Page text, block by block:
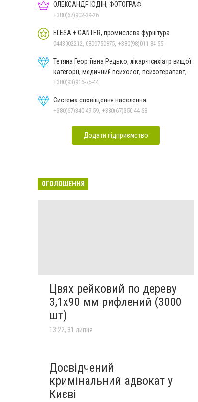
ОЛЕКСАНДР ЮДІН, ФОТОГРАФ
+380(67)902-39-26
ELESA + GANTER, промислова фурнітура
0443002212, 0800750875, +380(98)011-84-55
Тетяна Георгіївна Редько, лікар-психіатр вищої
категорії, медичний психолог, психотерапевт,
гіпнолог
+380(93)916-75-44
Система сповіщення населення
+380(67)340-49-59, +380(67)350-44-68
Додати підприємство
ОГОЛОШЕННЯ
Цвях рейковий по дереву
3,1х90 мм рифлений (3000
шт)
13:22, 31 липня
Досвідчений
кримінальний адвокат у
Києві